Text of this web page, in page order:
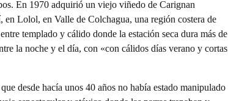
En 1970 adquirió un viejo viñedo de Carignan
Lolol, en Valle de Colchagua, una región costera de
templado y cálido donde la estación seca dura más de
la noche y el día, con «con cálidos días verano y cortas
desde hacía unos 40 años no había estado manipulado